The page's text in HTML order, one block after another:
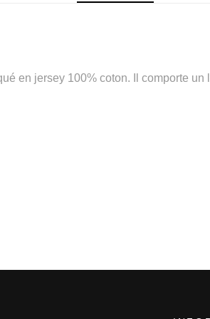
en jersey 100% coton. Il comporte un